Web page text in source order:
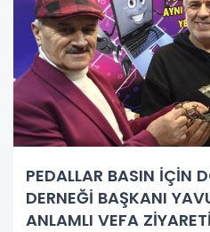
PEDALLAR BASIN İÇİN
DERNEĞİ BAŞKANI
ANLAMLI VEFA ZİYARETİ